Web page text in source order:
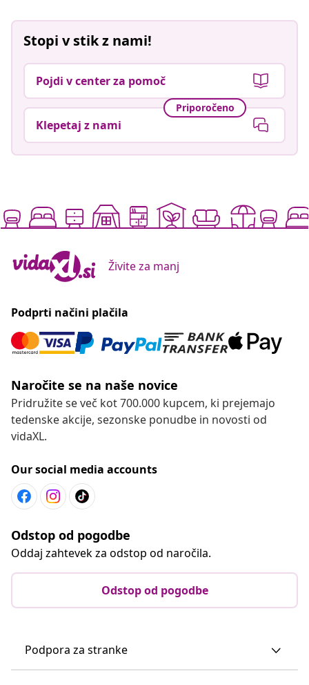
Stopi v stik z nami!
Pojdi v center za pomoč
Priporočeno
Klepetaj z nami
Živite za manj
Podprti načini plačila
Naročite se na naše novice
Pridružite se več kot 700.000 kupcem, ki prejemajo
tedenske akcije, sezonske ponudbe in novosti od
vidaXL.
Our social media accounts
Odstop od pogodbe
Oddaj zahtevek za odstop od naročila.
Odstop od pogodbe
Podpora za stranke